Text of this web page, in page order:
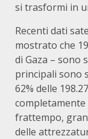
si trasformi in
Recenti dati
mostrato che
di Gaza – sono
principali sono
62% delle
completamente
frattempo,
delle